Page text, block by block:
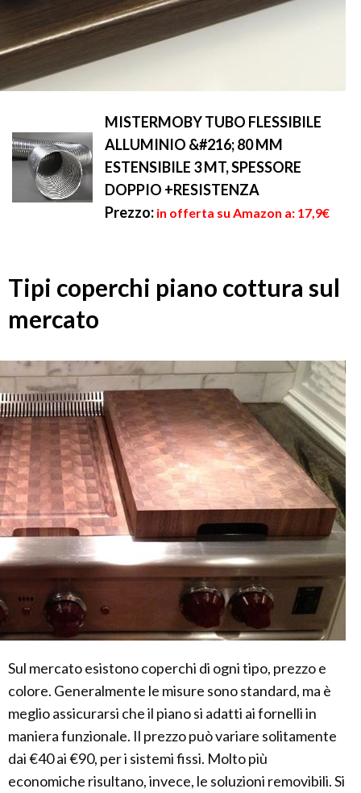
MISTERMOBY TUBO FLESSIBILE
ALLUMINIO &#216; 80 MM
ESTENSIBILE 3 MT, SPESSORE
DOPPIO +RESISTENZA
Prezzo: in offerta su Amazon a: 17,9€
Tipi coperchi piano cottura sul
mercato
Sul mercato esistono coperchi di ogni tipo, prezzo e
colore. Generalmente le misure sono standard, ma è
meglio assicurarsi che il piano si adatti ai fornelli in
maniera funzionale. Il prezzo può variare solitamente
dai €40 ai €90, per i sistemi fissi. Molto più
economiche risultano, invece, le soluzioni removibili. Si